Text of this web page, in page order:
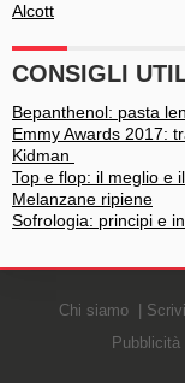
Alcott
CONSIGLI
Bepanthenol: pasta
Emmy Awards 2017:
Kidman
Top e flop: il meglio e
Melanzane ripiene
Sofrologia: principi e
Chi siamo
Pubblicità